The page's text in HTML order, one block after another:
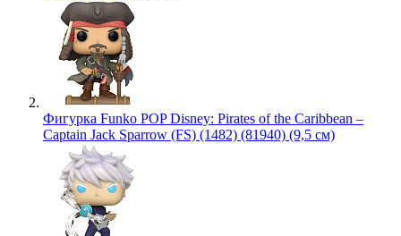
Фигурка Funko POP Disney: Pirates of the Caribbean –
Captain Jack Sparrow (FS) (1482) (81940) (9,5 см)